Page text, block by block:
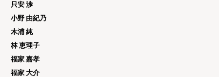
只安 渉
小野 由紀乃
木浦 純
林 恵理子
福家 嘉孝
福家 大介